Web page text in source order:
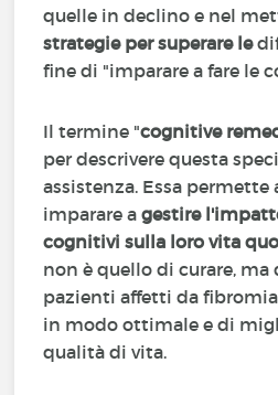
quelle in declino e nel
strategie per superare le
fine di "imparare a fare le
Il termine "cognitive
per descrivere questa
assistenza. Essa
imparare agestire
cognitivi sulla loro vita
non è quello di curare, ma
pazienti affetti da
in modo ottimale e di
qualità di vita.